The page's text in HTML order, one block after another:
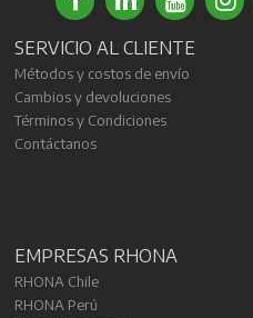
SERVICIO AL CLIENTE
Métodos y costos de envío
Cambios y devoluciones
Términos y Condiciones
Contáctanos
EMPRESAS RHONA
RHONA Chile
RHONA Perú